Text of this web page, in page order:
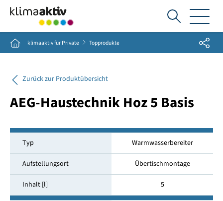
Ich
suche...
Home klimaaktiv für Private Topprodukte Share
Zurück zur Produktübersicht
AEG-Haustechnik Hoz 5 Basis
Typ Warmwasserbereiter
Aufstellungsort Übertischmontage
Inhalt [l] 5